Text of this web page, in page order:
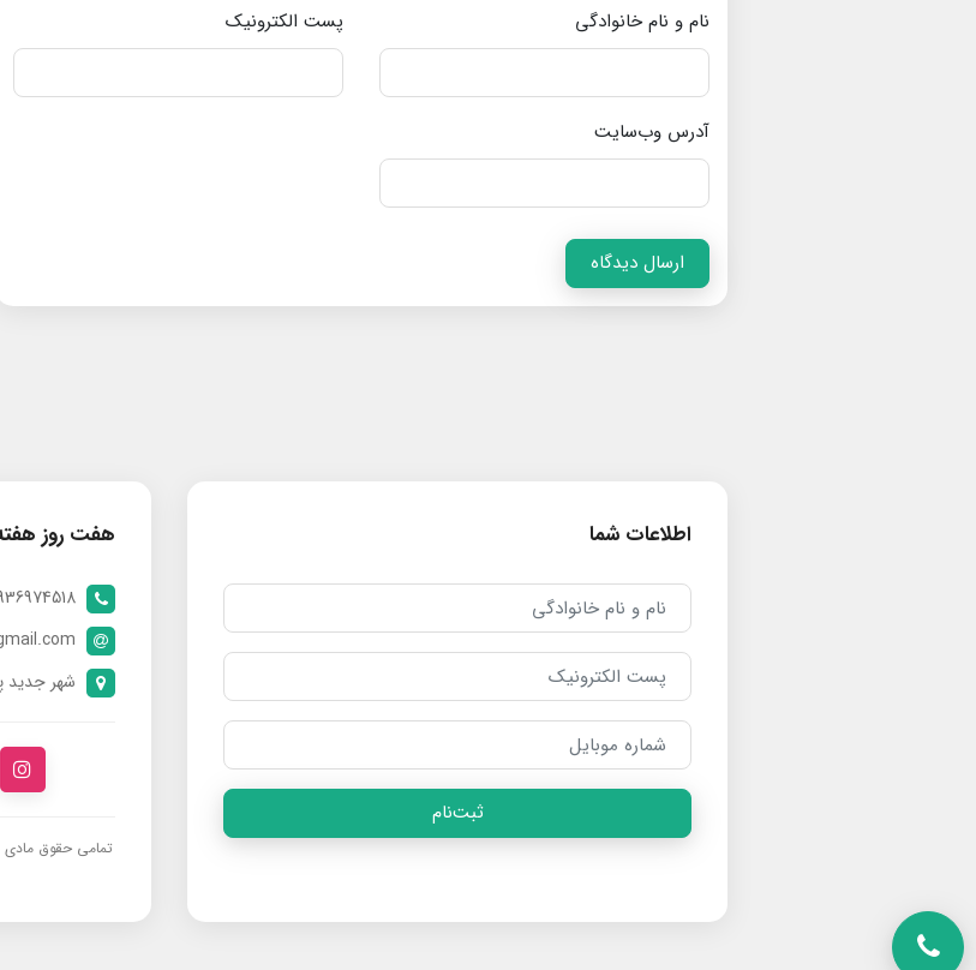
نام و نام خانوادگی پست الکترونیک
آدرس وب‌سایت
ارسال دیدگاه
اطلاعات شما
ثبت‌نام
هفت روز
| 09024929213 | 09398370112
شهر جدید
تمامی حقوق